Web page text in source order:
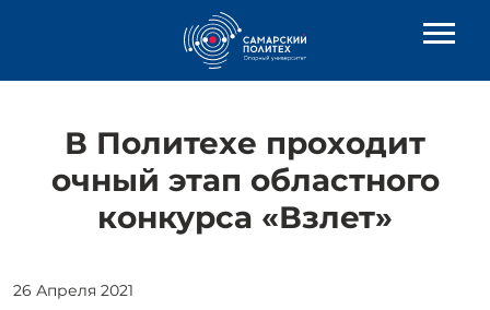
В Политехе проходит
очный этап областного
конкурса «Взлет»
26 Апреля 2021